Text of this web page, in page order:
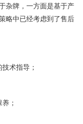
杂牌，一方面是基于产
略中已经考虑到了售后
术指导；
；